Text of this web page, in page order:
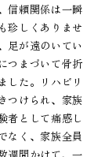
信頼関係は一瞬
珍しくありませ
足が遠のいてい
つまづいて骨折
した。リハビリ
つけられ、家族
者として痛感し
なく、家族全員
週間かけて、一